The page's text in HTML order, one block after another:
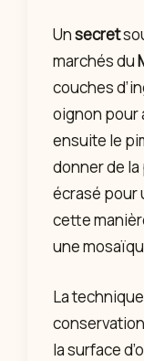
Unsecret
marchés du
couches
oignon pour
ensuite le
donner de la
écrasé pour
cette
une
La
la surface